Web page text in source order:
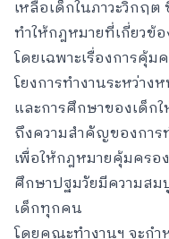
เหลือเด็กในภาวะวิกฤ
ทำให้กฎหมายที่เกี่ยวข้
โดยเฉพาะเรื่องการคุ้
โยงการทำงานระหว่า
และการศึกษาของเด็ก
ถึงความสำคัญของกา
เพื่อให้กฎหมายคุ้มครอ
ศึกษาปฐมวัยมีความส
เด็กทุกคน